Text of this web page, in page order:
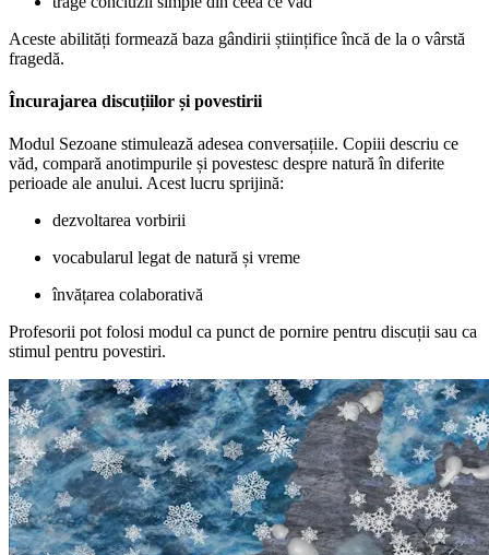
Aceste abilități formează baza gândirii științifice încă de la o vârstă
fragedă.
Încurajarea discuțiilor și povestirii
Modul Sezoane stimulează adesea conversațiile. Copiii descriu ce
văd, compară anotimpurile și povestesc despre natură în diferite
perioade ale anului. Acest lucru sprijină:
dezvoltarea vorbirii
vocabularul legat de natură și vreme
învățarea colaborativă
Profesorii pot folosi modul ca punct de pornire pentru discuții sau ca
stimul pentru povestiri.